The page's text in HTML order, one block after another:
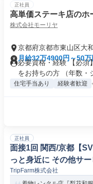
正社員
高単価ステーキ店のホ
株式会社モーリヤ
京都府京都市東山区大
月給32万4900円～50万
必要資格・経験 【必須
をお持ちの方 （年数・
住宅手当あり 経験者歓迎
正社員
面接1回 関西/京都【
っと身近に その他サ
TripFarm株式会社